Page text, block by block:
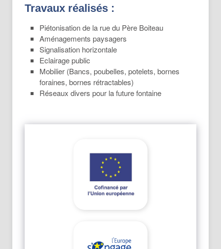
Travaux réalisés :
Piétonisation de la rue du Père Boiteau
Aménagements paysagers
Signalisation horizontale
Eclairage public
Mobilier (Bancs, poubelles, potelets, bornes
foraines, bornes rétractables)
Réseaux divers pour la future fontaine